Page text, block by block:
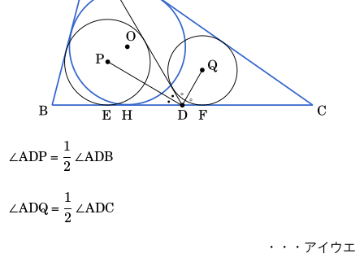
∠ADP = \cfrac{1}
{2}
2
1
∠ADB
∠ADQ = \cfrac{1}
{2}
2
1
∠ADC
・・・アイウエ